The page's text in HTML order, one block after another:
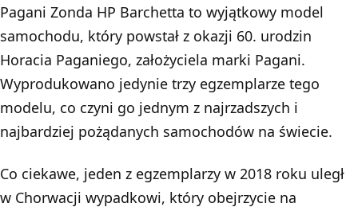
Pagani Zonda HP Barchetta to wyjątkowy model
samochodu, który powstał z okazji 60. urodzin
Horacia Paganiego, założyciela marki Pagani.
Wyprodukowano jedynie trzy egzemplarze tego
modelu, co czyni go jednym z najrzadszych i
najbardziej pożądanych samochodów na świecie.
Co ciekawe, jeden z egzemplarzy w 2018 roku uległ
w Chorwacji wypadkowi, który obejrzycie na